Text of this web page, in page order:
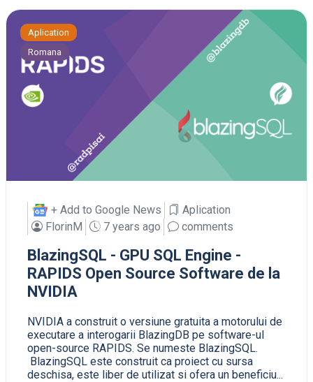
Aplication
Romana
+ Add to Google News
Aplication
FlorinM
7 years ago comments
BlazingSQL - GPU SQL Engine -
RAPIDS Open Source Software de la
NVIDIA
NVIDIA a construit o versiune gratuita a motorului de
executare a interogarii BlazingDB pe software-ul
open-source RAPIDS. Se numeste BlazingSQL.
BlazingSQL este construit ca proiect cu sursa
deschisa, este liber de utilizat si ofera un beneficiu...